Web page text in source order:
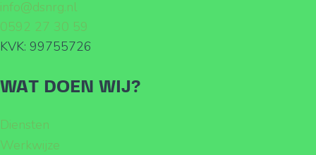
info@dsnrg.nl
0592 27 30 59
KVK: 99755726
WAT DOEN WIJ?
Diensten
Werkwijze